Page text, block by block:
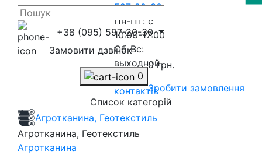
597-20-30
Пн-Пт: с
10:00-17:00
Сб-Вс:
выходной
До
контактів
+38 (095) 597-20-30
Замовити дзвінок
0
0 грн.
Зробити замовлення
Список категорій
Агротканина, Геотекстиль
Агротканина, Геотекстиль
Агротканина